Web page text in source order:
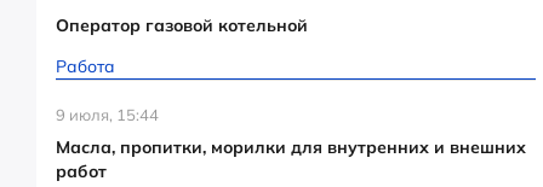
Оператор газовой котельной
Работа
9 июля, 15:44
Масла, пропитки, морилки для внутренних и внешних
работ